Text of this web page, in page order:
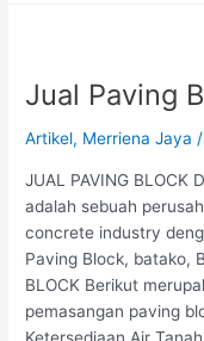
Jual Paving
Artikel, Merriena Jaya
JUAL PAVING BLOCK
adalah sebuah
concrete industry
Paving Block, batako,
BLOCK Berikut
pemasangan paving
Ketersediaan Air
Sanga-
sanga